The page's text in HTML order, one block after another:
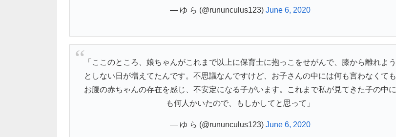
— ゆ ら (@rununculus123) June 6, 2020
「ここのところ、娘ちゃんがこれまで以上に保育士に抱っこをせがんで、膝から離れよう
としない日が増えてたんです。不思議なんですけど、お子さんの中には何も言わなくても
お腹の赤ちゃんの存在を感じ、不安定になる子がいます。これまで私が見てきた子の中に
も何人かいたので、もしかしてと思って」
— ゆ ら (@rununculus123) June 6, 2020